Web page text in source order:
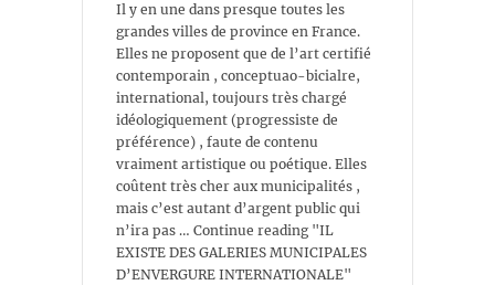
Il y en une dans presque toutes les
grandes villes de province en France.
Elles ne proposent que de l’art certifié
contemporain , conceptuao-bicialre,
international, toujours très chargé
idéologiquement (progressiste de
préférence) , faute de contenu
vraiment artistique ou poétique. Elles
coûtent très cher aux municipalités ,
mais c’est autant d’argent public qui
n’ira pas … Continue reading "IL
EXISTE DES GALERIES MUNICIPALES
D’ENVERGURE INTERNATIONALE"